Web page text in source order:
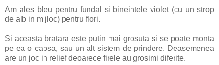
Am ales bleu pentru fundal si bineintele violet (cu un strop
de alb in mijloc) pentru flori.
Si aceasta bratara este putin mai grosuta si se poate monta
pe ea o capsa, sau un alt sistem de prindere. Deasemenea
are un joc in relief deoarece firele au grosimi diferite.